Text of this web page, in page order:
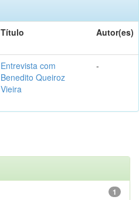
Título Autor(es)
Entrevista com
Benedito Queiroz
Vieira
-
1